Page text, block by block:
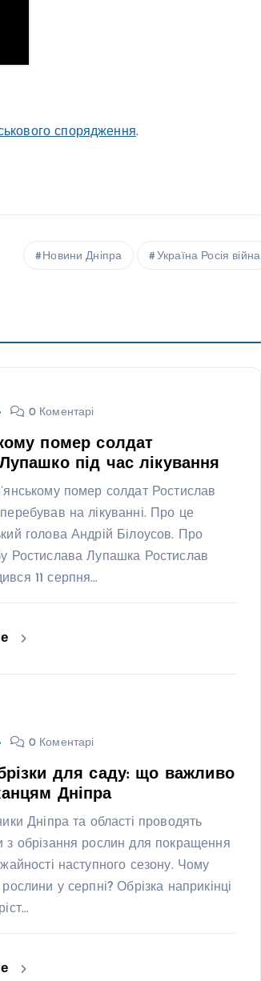
спорядження.
Новини Дніпра Україна Росія війна
0 Коментарі
помер солдат
під час лікування
помер солдат Ростислав
на лікуванні. Про це
голова Андрій Білоусов. Про
Ростислава Лупашка Ростислав
11 серпня…
0 Коментарі
для саду: що важливо
Дніпра
Дніпра та області проводять
з обрізання рослин для покращення
наступного сезону. Чому
у серпні? Обрізка наприкінці